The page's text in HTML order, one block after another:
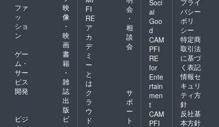
ファ
ッ
ショ
ン
映
像
・
映
画
ゲー
ム・
サー
ビス
開発
書
籍
・
雑
誌
出
版
ビジ
ビ
FI
RE
ア
カ
デ
ミ
ー
と
は
会
・
相
談
会
ク
ラ
ウ
ド
サ
ポ
ー
ト
Soci
al
Goo
d
CAM
PFI
RE
for
Ente
rtain
men
t
CAM
PFI
バシー
ポリ
シー
特定商
取引法
に基づ
く表記
情報セ
キュリ
ティ方
針
反社基
本方針